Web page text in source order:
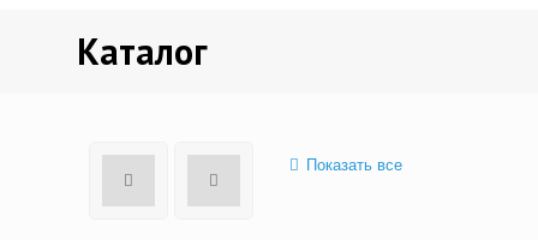
Каталог
Показать все